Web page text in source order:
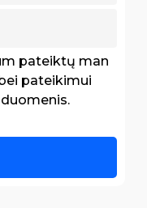
pateiktų man
pateikimui